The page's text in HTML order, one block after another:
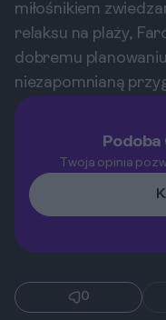
miłośnikiem
relaksu na plaży,
dobremu
niezapomnianą
Podoba
Twoja opinia
0